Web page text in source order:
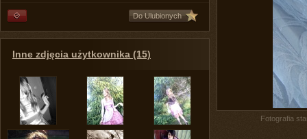
Do Ulubionych
Inne zdjęcia użytkownika (15)
Fotografia